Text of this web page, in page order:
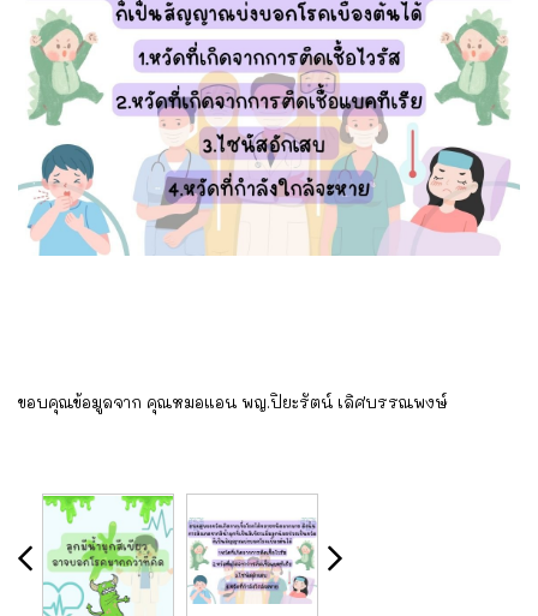
ขอบคุณข้อมูลจาก คุณหมอแอน พญ.ปิยะรัตน์ เลิศบรรณพงษ์